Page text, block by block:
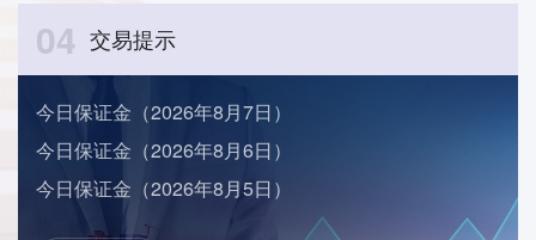
04 交易提示
今日保证金（2026年8月7日）
今日保证金（2026年8月6日）
今日保证金（2026年8月5日）